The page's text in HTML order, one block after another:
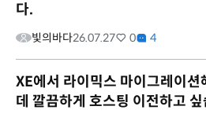
다.
빛의바다26.07.27 0 4
XE에서 라이믹스 마이그레이션
데 깔끔하게 호스팅 이전하고